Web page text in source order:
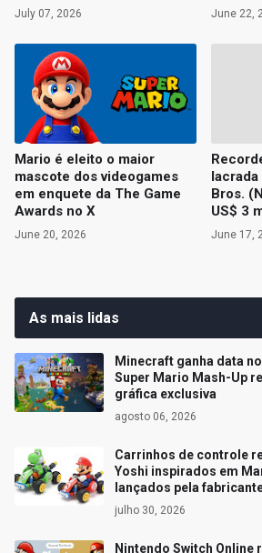
July 07, 2026 June 22,
Mario é eleito o maior
mascote dos videogames
em enquete da The Game
Awards no X
June 20, 2026
Bros.
US$ 3
June 17,
As mais lidas
Minecraft ganha data
Super Mario Mash-Up
gráfica exclusiva
agosto 06, 2026
Carrinhos de controle
Yoshi inspirados em
lançados pela
julho 30, 2026
Nintendo Switch Online